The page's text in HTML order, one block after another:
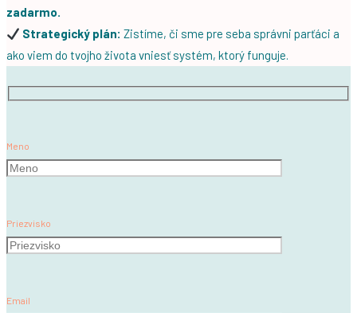
zadarmo.
Strategický plán: Zistíme, či sme pre seba správni parťáci a
ako viem do tvojho života vniesť systém, ktorý funguje.
Meno
Priezvisko
Email